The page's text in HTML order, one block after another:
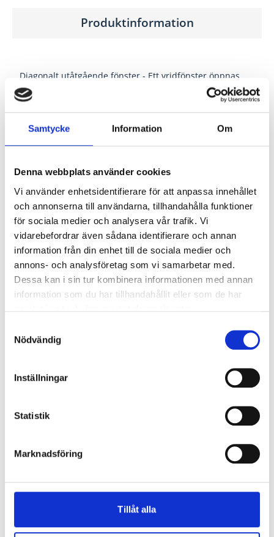
Samtycke Information Om
Denna webbplats använder cookies
Vi använder enhetsidentifierare för att anpassa innehållet
och annonserna till användarna, tillhandahålla funktioner
för sociala medier och analysera vår trafik. Vi
vidarebefordrar även sådana identifierare och annan
information från din enhet till de sociala medier och
annons- och analysföretag som vi samarbetar med.
Dessa kan i sin tur kombinera informationen med annan
information som du har tillhandahållit eller som de har
Nödvändig
Inställningar
Statistik
Marknadsföring
Tillåt alla
Produktinformation
Diagonalt utåtgående fönster - Ett vridfönster öppnas
utåt, kan vridas 180º, kommer i målat trä. 3-glas energi-
argon, u-värde1,2
Utåtgående öppningsbart.
Villa Original - Fria former
Stomme
Fingerskarvad
kvistfri impregnerad fura
Kulör
NCS-S 0502-Y (Vit)
Modulmått minus 20mm